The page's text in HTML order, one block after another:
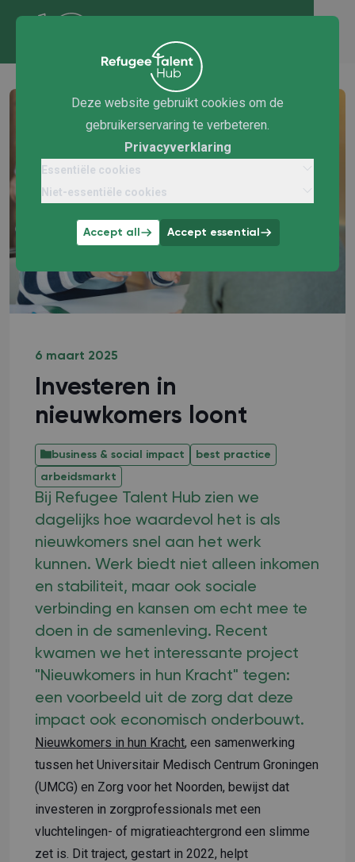
Deze website gebruikt cookies om de
gebruikerservaring te verbeteren.
Privacyverklaring
Essentiële cookies
Niet-essentiële cookies
Accept all Accept essential
6 maart 2025
Investeren in
nieuwkomers loont
business & social impact
best practice
arbeidsmarkt
Bij Refugee Talent Hub zien we
dagelijks hoe waardevol het is als
nieuwkomers snel aan het werk
kunnen. Werk biedt niet alleen inkomen
en stabiliteit, maar ook sociale
verbinding en kansen om echt mee te
doen in de samenleving. Recent
kwamen we het interessante project
"Nieuwkomers in hun Kracht" tegen:
een voorbeeld uit de zorg dat deze
impact ook economisch onderbouwt.
Nieuwkomers in hun Kracht, een samenwerking
tussen het Universitair Medisch Centrum Groningen
(UMCG) en Zorg voor het Noorden, bewijst dat
investeren in zorgprofessionals met een
vluchtelingen- of migratieachtergrond een slimme
zet is. Dit traject, gestart in 2022, helpt